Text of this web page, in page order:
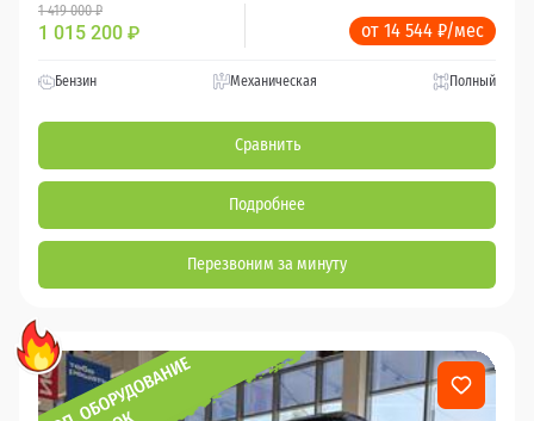
1 419 000 ₽
1 015 200 ₽ от 14 544 ₽/мес
Бензин Механическая Полный
Сравнить
Подробнее
Перезвоним за минуту